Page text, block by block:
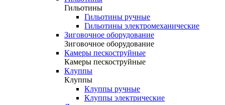
Гильотины
Гильотины ручные
Гильотины электромеханические
Зиговочное оборудование
Зиговочное оборудование
Камеры пескоструйные
Камеры пескоструйные
Клуппы
Клуппы
Клуппы ручные
Клуппы электрические